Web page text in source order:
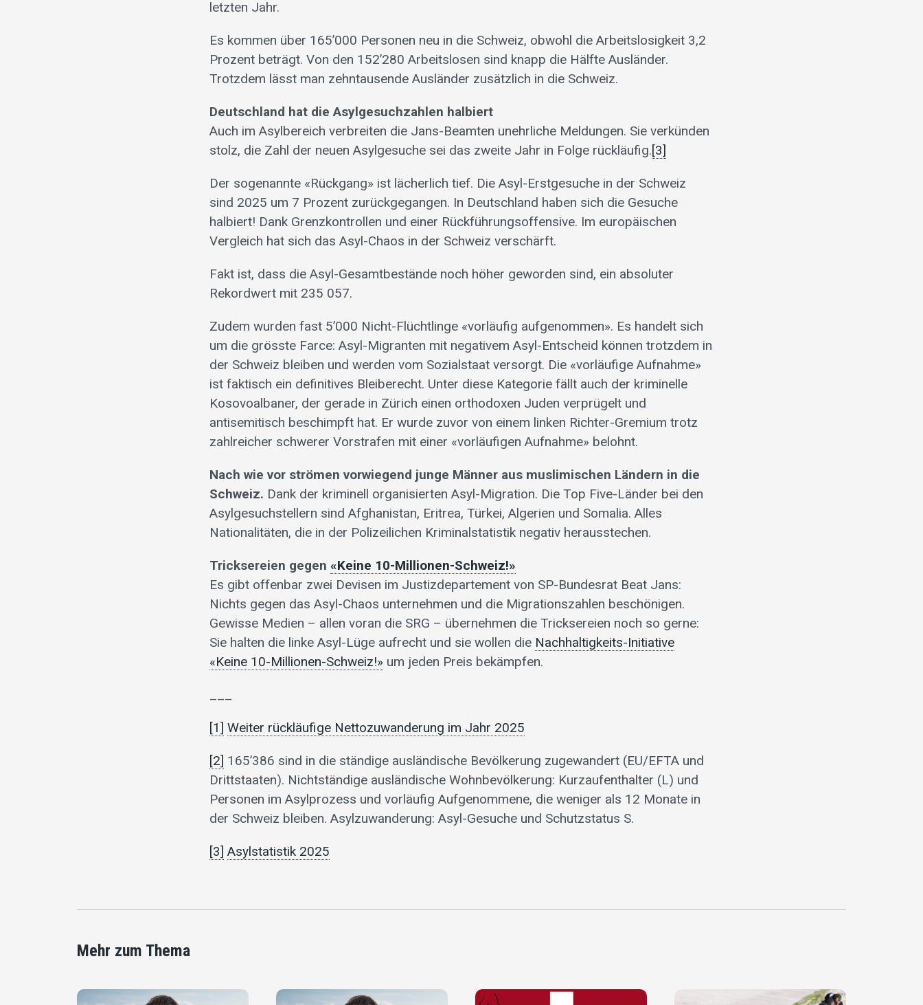
letzten Jahr.
Es kommen über 165’000 Personen neu in die Schweiz, obwohl die Arbeitslosigkeit 3,2
Prozent beträgt. Von den 152’280 Arbeitslosen sind knapp die Hälfte Ausländer.
Trotzdem lässt man zehntausende Ausländer zusätzlich in die Schweiz.
Deutschland hat die Asylgesuchzahlen halbiert
Auch im Asylbereich verbreiten die Jans-Beamten unehrliche Meldungen. Sie verkünden
stolz, die Zahl der neuen Asylgesuche sei das zweite Jahr in Folge rückläufig.[3]
Der sogenannte «Rückgang» ist lächerlich tief. Die Asyl-Erstgesuche in der Schweiz
sind 2025 um 7 Prozent zurückgegangen. In Deutschland haben sich die Gesuche
halbiert! Dank Grenzkontrollen und einer Rückführungsoffensive. Im europäischen
Vergleich hat sich das Asyl-Chaos in der Schweiz verschärft.
Fakt ist, dass die Asyl-Gesamtbestände noch höher geworden sind, ein absoluter
Rekordwert mit 235 057.
Zudem wurden fast 5’000 Nicht-Flüchtlinge «vorläufig aufgenommen». Es handelt sich
um die grösste Farce: Asyl-Migranten mit negativem Asyl-Entscheid können trotzdem in
der Schweiz bleiben und werden vom Sozialstaat versorgt. Die «vorläufige Aufnahme»
ist faktisch ein definitives Bleiberecht. Unter diese Kategorie fällt auch der kriminelle
Kosovoalbaner, der gerade in Zürich einen orthodoxen Juden verprügelt und
antisemitisch beschimpft hat. Er wurde zuvor von einem linken Richter-Gremium trotz
zahlreicher schwerer Vorstrafen mit einer «vorläufigen Aufnahme» belohnt.
Nach wie vor strömen vorwiegend junge Männer aus muslimischen Ländern in die
Schweiz. Dank der kriminell organisierten Asyl-Migration. Die Top Five-Länder bei den
Asylgesuchstellern sind Afghanistan, Eritrea, Türkei, Algerien und Somalia. Alles
Nationalitäten, die in der Polizeilichen Kriminalstatistik negativ herausstechen.
Tricksereien gegen«Keine 10-Millionen-Schweiz!»
Es gibt offenbar zwei Devisen im Justizdepartement von SP-Bundesrat Beat Jans:
Nichts gegen das Asyl-Chaos unternehmen und die Migrationszahlen beschönigen.
Gewisse Medien – allen voran die SRG – übernehmen die Tricksereien noch so gerne:
Sie halten die linke Asyl-Lüge aufrecht und sie wollen die Nachhaltigkeits-Initiative
«Keine 10-Millionen-Schweiz!» um jeden Preis bekämpfen.
[1] Weiter rückläufige Nettozuwanderung im Jahr 2025
[2] 165’386 sind in die ständige ausländische Bevölkerung zugewandert (EU/EFTA und
Drittstaaten). Nichtständige ausländische Wohnbevölkerung: Kurzaufenthalter (L) und
Personen im Asylprozess und vorläufig Aufgenommene, die weniger als 12 Monate in
der Schweiz bleiben. Asylzuwanderung: Asyl-Gesuche und Schutzstatus S.
[3] Asylstatistik 2025
Mehr zum Thema